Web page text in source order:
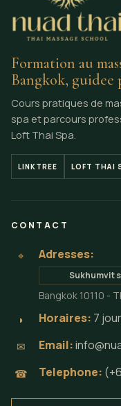
Formation au
Bangkok, guidee
Cours pratiques de
spa et parcours
Loft Thai Spa.
LINKTREE LOFT THAI
CONTACT
⌖ Adresses:
Sukhumvit
Bangkok 10110 -
◗ Horaires: 7
✉ Email:
☎ Telephone: